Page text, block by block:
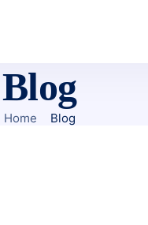
Blog
Home Blog